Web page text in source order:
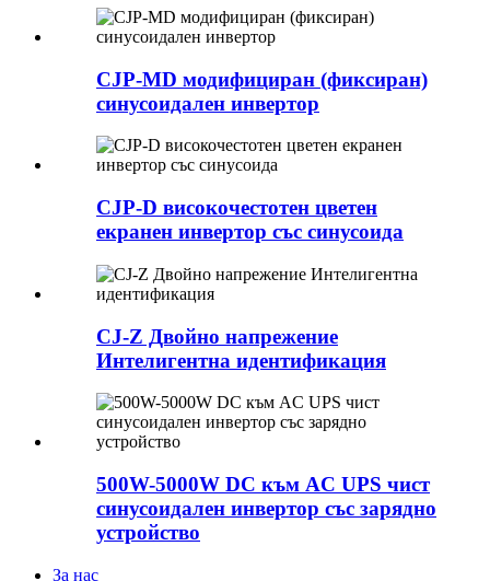
CJP-MD модифициран (фиксиран)
синусоидален инвертор
CJP-D високочестотен цветен
екранен инвертор със синусоида
CJ-Z Двойно напрежение
Интелигентна идентификация
500W-5000W DC към AC UPS чист
синусоидален инвертор със зарядно
устройство
За нас